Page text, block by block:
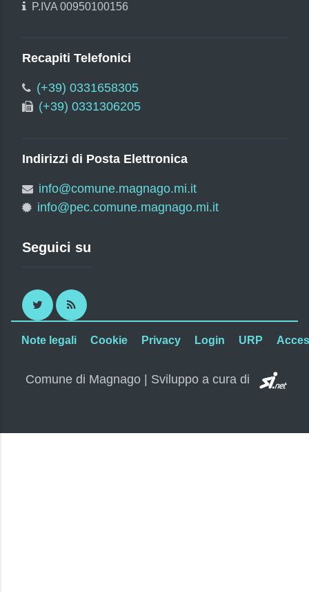
P.IVA 00950100156
Recapiti Telefonici
(+39) 0331658305
(+39) 0331306205
Indirizzi di Posta Elettronica
info@comune.magnago.mi.it
info@pec.comune.magnago.mi.it
Seguici su
Twitter RSS
Note legali Cookie Privacy Login URP
Comune di Magnago | Sviluppo a cura di